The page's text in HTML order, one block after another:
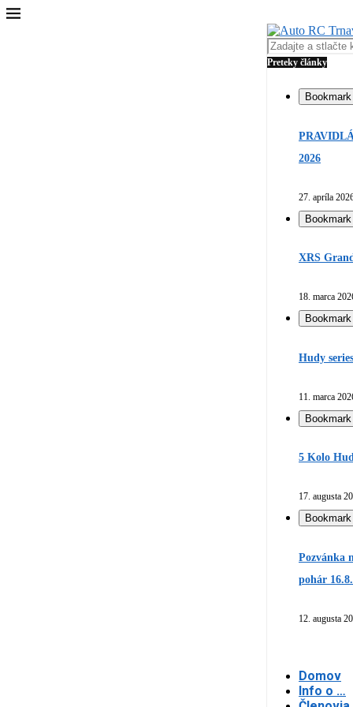
Preteky články
Bookmark
2026
27. apríla
Bookmark
XRS
18. marca
Bookmark
Hudy
11. marca
Bookmark
5 Kolo
17. augusta
Bookmark
Pozvánka
pohár
12. augusta
Domov
Info o …